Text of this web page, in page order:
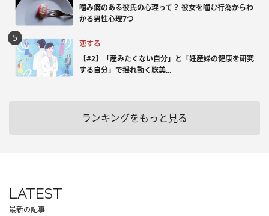
噛み癖のある彼氏の心理って？ 彼女を噛む行為からわ
かる男性心理7つ
恋する
【#2】「産みたくない自分」と「妊産婦の健康を研究
する自分」で揺れ動く聡美...
ランキングをもっと見る
LATEST
最新の記事